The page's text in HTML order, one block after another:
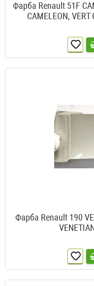
Фарба Renault 51F
CAMELEON,
Фарба Renault 190